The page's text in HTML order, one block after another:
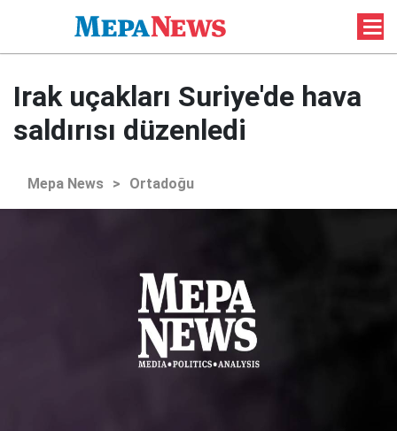
Irak uçakları Suriye'de hava
saldırısı düzenledi
Mepa News > Ortadoğu